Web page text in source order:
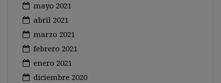
mayo 2021
abril 2021
marzo 2021
febrero 2021
enero 2021
diciembre 2020